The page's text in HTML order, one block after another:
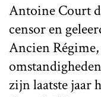
Antoine Court
censor en
Ancien
zijn laatste jaar